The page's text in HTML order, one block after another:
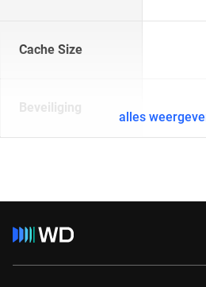
Cache Size
Beveiliging
alles